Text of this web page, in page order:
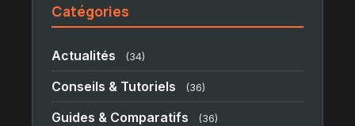
Catégories
Actualités (34)
Conseils & Tutoriels (36)
Guides & Comparatifs (36)